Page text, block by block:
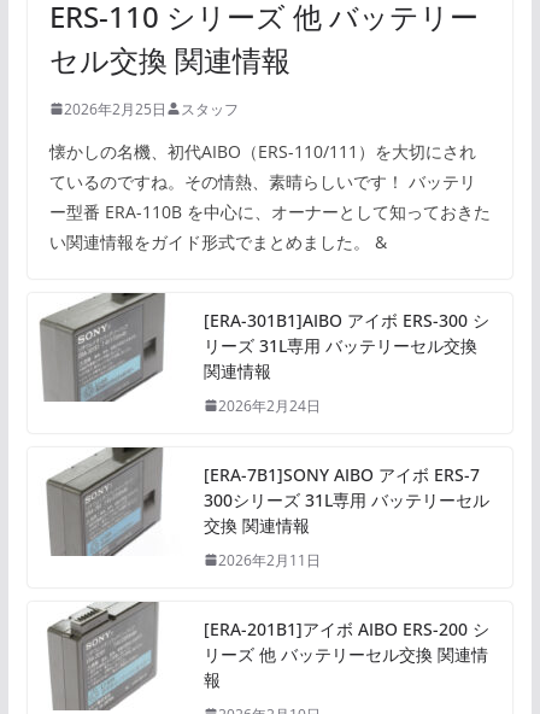
ERS-110 シリーズ 他 バッテリー
セル交換 関連情報
2026年2月25日 スタッフ
懐かしの名機、初代AIBO（ERS-110/111）を大切にされ
ているのですね。その情熱、素晴らしいです！ バッテリ
ー型番 ERA-110B を中心に、オーナーとして知っておきた
い関連情報をガイド形式でまとめました。 &
[ERA-301B1]AIBO アイボ ERS-300 シ
リーズ 31L専用 バッテリーセル交換
関連情報
2026年2月24日
[ERA-7B1]SONY AIBO アイボ ERS-7
300シリーズ 31L専用 バッテリーセル
交換 関連情報
2026年2月11日
[ERA-201B1]アイボ AIBO ERS-200 シ
リーズ 他 バッテリーセル交換 関連情
報